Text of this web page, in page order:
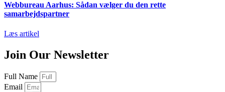
Webbureau Aarhus: Sådan vælger du den rette
samarbejdspartner
Læs artikel
Join Our Newsletter
Full Name
Email